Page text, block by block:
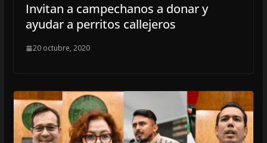
Invitan a campechanos a donar y
ayudar a perritos callejeros
20 octubre, 2020